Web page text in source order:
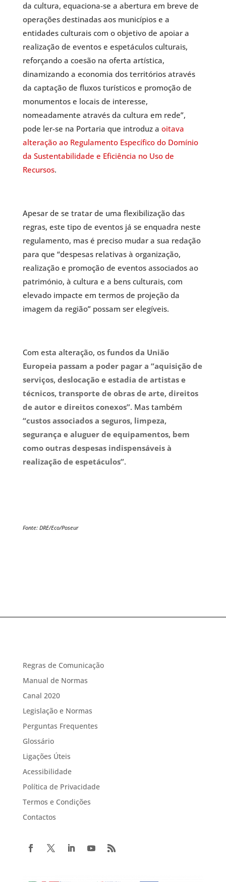
da cultura, equaciona-se a abertura em breve de
operações destinadas aos municípios e a
entidades culturais com o objetivo de apoiar a
realização de eventos e espetáculos culturais,
reforçando a coesão na oferta artística,
dinamizando a economia dos territórios através
da captação de fluxos turísticos e promoção de
monumentos e locais de interesse,
nomeadamente através da cultura em rede”,
pode ler-se na Portaria que introduz a oitava
alteração ao Regulamento Específico do Domínio
da Sustentabilidade e Eficiência no Uso de
Recursos.
Apesar de se tratar de uma flexibilização das
regras, este tipo de eventos já se enquadra neste
regulamento, mas é preciso mudar a sua redação
para que “despesas relativas à organização,
realização e promoção de eventos associados ao
património, à cultura e a bens culturais, com
elevado impacte em termos de projeção da
imagem da região” possam ser elegíveis.
Com esta alteração, os fundos da União
Europeia passam a poder pagar a “aquisição de
serviços, deslocação e estadia de artistas e
técnicos, transporte de obras de arte, direitos
de autor e direitos conexos”. Mas também
“custos associados a seguros, limpeza,
segurança e aluguer de equipamentos, bem
como outras despesas indispensáveis à
realização de espetáculos”.
Fonte: DRE/Eco/Poseur
Regras de Comunicação
Manual de Normas
Canal 2020
Legislação e Normas
Perguntas Frequentes
Glossário
Ligações Úteis
Acessibilidade
Política de Privacidade
Termos e Condições
Contactos